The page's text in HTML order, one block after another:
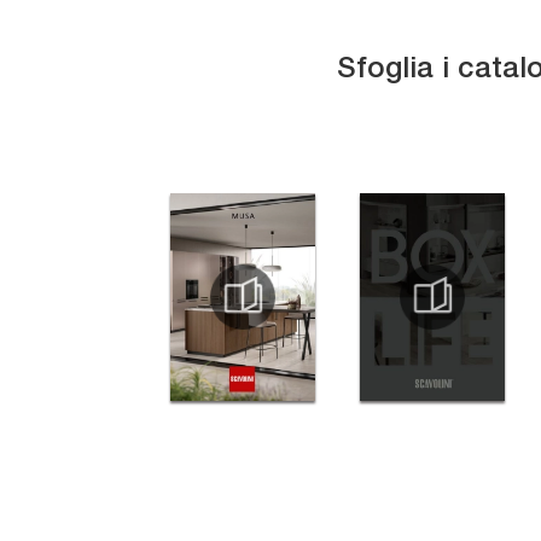
Sfoglia i